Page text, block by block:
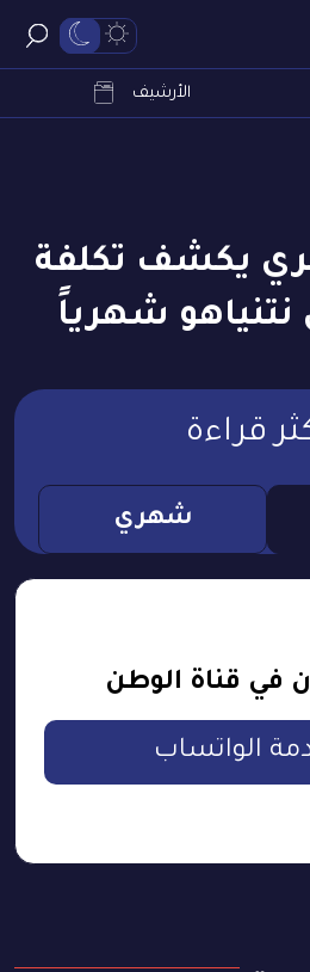
الأرشيف
يكشف تكلفة
شهرياً
قراءة
شهري
في قناة الوطن
الواتساب